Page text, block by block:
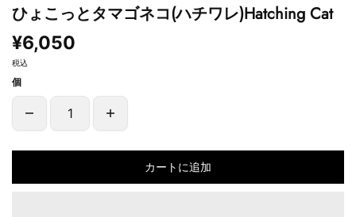
ひょこっとタマゴネコ(ハチワレ)Hatching Cat
¥6,050
税込
個
カートに追加